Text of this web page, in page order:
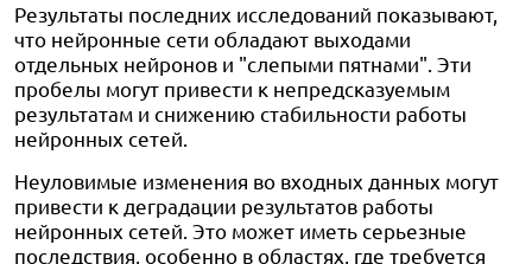
Результаты последних исследований показывают,
что нейронные сети обладают выходами
отдельных нейронов и "слепыми пятнами". Эти
пробелы могут привести к непредсказуемым
результатам и снижению стабильности работы
нейронных сетей.
Неуловимые изменения во входных данных могут
привести к деградации результатов работы
нейронных сетей. Это может иметь серьезные
последствия, особенно в областях, где требуется